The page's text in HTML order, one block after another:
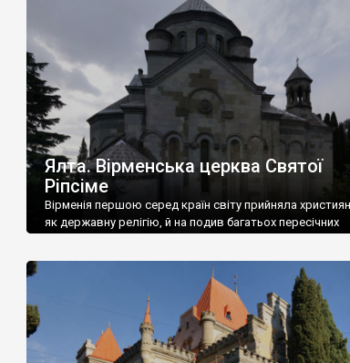
називаються «повстяками» (postaki)…” “Вино. Крим
виробляє відмінне вино і його вдосталь: воно все
легке біле і дуже […]
Ялта. Вірменська церква Святої
Ріпсіме
Вірменія першою серед країн світу прийняла
як державну релігію, й на подив багатьох пересічних